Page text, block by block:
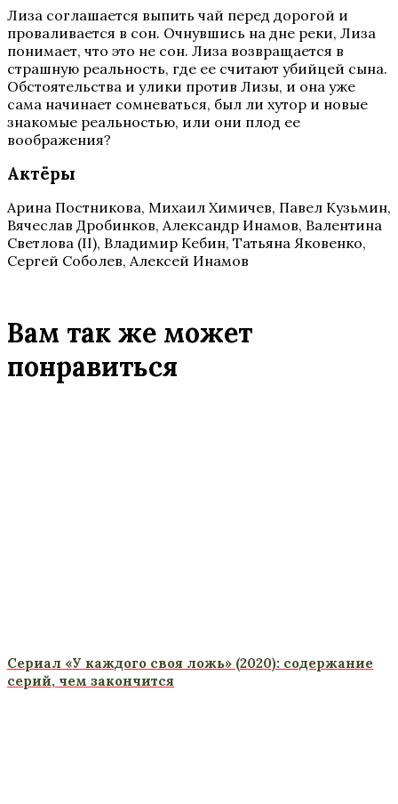
Лиза соглашается выпить чай перед дорогой и
проваливается в сон. Очнувшись на дне реки, Лиза
понимает, что это не сон. Лиза возвращается в
страшную реальность, где ее считают убийцей сына.
Обстоятельства и улики против Лизы, и она уже
сама начинает сомневаться, был ли хутор и новые
знакомые реальностью, или они плод ее
воображения?
Актёры
Арина Постникова, Михаил Химичев, Павел Кузьмин,
Вячеслав Дробинков, Александр Инамов, Валентина
Светлова (II), Владимир Кебин, Татьяна Яковенко,
Сергей Соболев, Алексей Инамов
Вам так же может
понравиться
Сериал «У каждого своя ложь» (2020): содержание
серий, чем закончится